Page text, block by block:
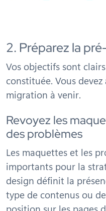
2. Préparez la
Vos objectifs sont
constituée. Vous
migration à venir.
Revoyez les
des problèmes
Les maquettes et les
importants pour la
design définit la
type de contenus ou